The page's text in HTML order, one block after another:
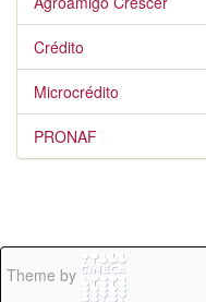
Crédito
Microcrédito
PRONAF
Theme by